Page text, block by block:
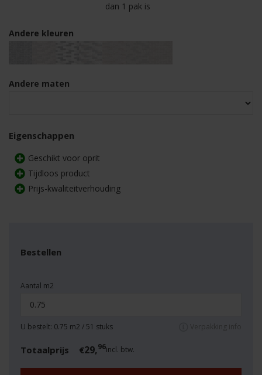
dan 1 pak is
Andere kleuren
Andere maten
Eigenschappen
Geschikt voor oprit
Tijdloos product
Prijs-kwaliteitverhouding
Bestellen
Aantal m2
U bestelt: 0.75 m2 / 51 stuks Verpakking info
Totaalprijs €29,96incl. btw.